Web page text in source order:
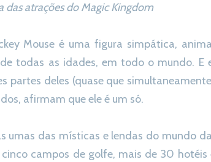
das atrações do Magic Kingdom
Mouse é uma figura simpática,
todas as idades, em todo o mundo. E
partes deles (quase que
afirmam que ele é um só.
umas das místicas e lendas do mundo
cinco campos de golfe, mais de 30